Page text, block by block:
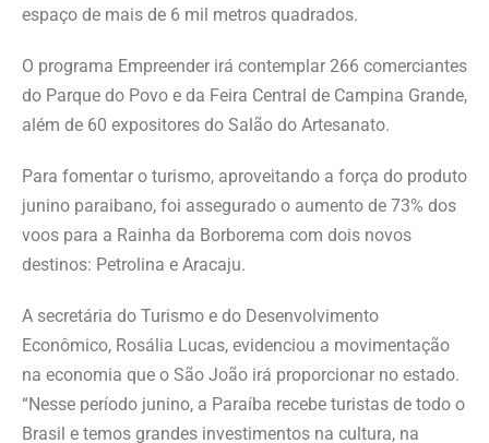
espaço de mais de 6 mil metros quadrados.
O programa Empreender irá contemplar 266 comerciantes
do Parque do Povo e da Feira Central de Campina Grande,
além de 60 expositores do Salão do Artesanato.
Para fomentar o turismo, aproveitando a força do produto
junino paraibano, foi assegurado o aumento de 73% dos
voos para a Rainha da Borborema com dois novos
destinos: Petrolina e Aracaju.
A secretária do Turismo e do Desenvolvimento
Econômico, Rosália Lucas, evidenciou a movimentação
na economia que o São João irá proporcionar no estado.
“Nesse período junino, a Paraíba recebe turistas de todo o
Brasil e temos grandes investimentos na cultura, na